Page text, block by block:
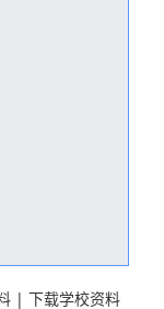
| 下载学校资料